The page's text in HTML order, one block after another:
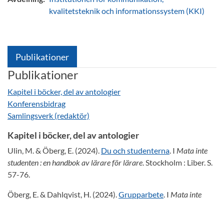
kvalitetsteknik och informationssystem (KKI)
Publikationer
Publikationer
Kapitel i böcker, del av antologier
Konferensbidrag
Samlingsverk (redaktör)
Kapitel i böcker, del av antologier
Ulin, M. & Öberg, E. (2024). Du och studenterna. I Mata inte
studenten : en handbok av lärare för lärare. Stockholm : Liber. S.
57-76.
Öberg, E. & Dahlqvist, H. (2024).Grupparbete. I Mata inte